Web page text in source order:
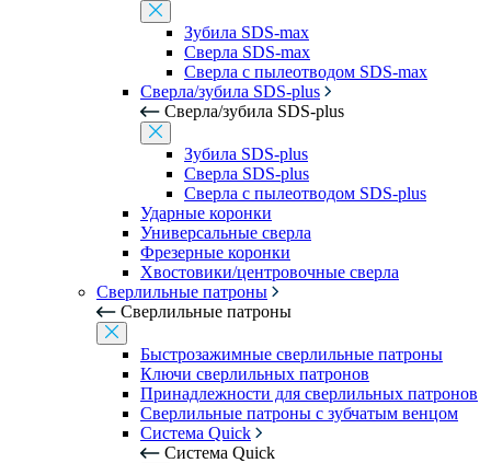
Зубила SDS-max
Сверла SDS-max
Сверла с пылеотводом SDS-max
Сверла/зубила SDS-plus
Сверла/зубила SDS-plus
Зубила SDS-plus
Сверла SDS-plus
Сверла с пылеотводом SDS-plus
Ударные коронки
Универсальные сверла
Фрезерные коронки
Хвостовики/центровочные сверла
Сверлильные патроны
Сверлильные патроны
Быстрозажимные сверлильные патроны
Ключи сверлильных патронов
Принадлежности для сверлильных патронов
Сверлильные патроны с зубчатым венцом
Система Quick
Система Quick